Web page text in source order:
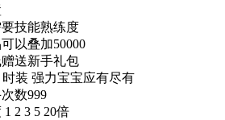
技能熟练度
以叠加50000
送新手礼包
时装 强力宝宝应有尽有
数999
2 3 5 20倍